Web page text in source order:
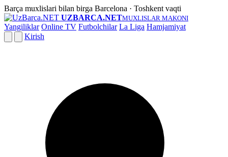
Barça muxlislari bilan birga Barcelona · Toshkent vaqti
UZBARCA.NETMUXLISLAR MAKONI
Yangiliklar Online TV Futbolchilar La Liga Hamjamiyat
Kirish